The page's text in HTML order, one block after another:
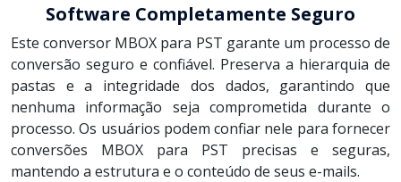
Software Completamente Seguro
Este conversor MBOX para PST garante um processo de
conversão seguro e confiável. Preserva a hierarquia de
pastas e a integridade dos dados, garantindo que
nenhuma informação seja comprometida durante o
processo. Os usuários podem confiar nele para fornecer
conversões MBOX para PST precisas e seguras,
mantendo a estrutura e o conteúdo de seus e-mails.